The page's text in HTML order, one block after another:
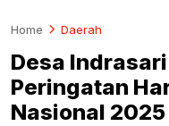
Home Daerah
Desa
Peringatan
Nasional 2025